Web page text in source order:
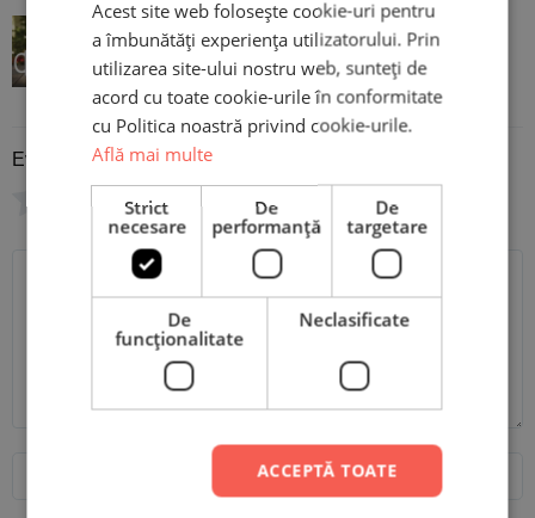
Set 2 căni personalizate cu poză -
All I want for Christmas
Evaluare *
Scrie recenzia ta
Acest site web folosește cookie-uri pentru
a îmbunătăți experiența utilizatorului. Prin
utilizarea site-ului nostru web, sunteți de
acord cu toate cookie-urile în conformitate
cu Politica noastră privind cookie-urile.
Află mai multe
Strict
necesare
De
performanță
De
targetare
De
funcţionalitate
Neclasificate
ACCEPTĂ TOATE